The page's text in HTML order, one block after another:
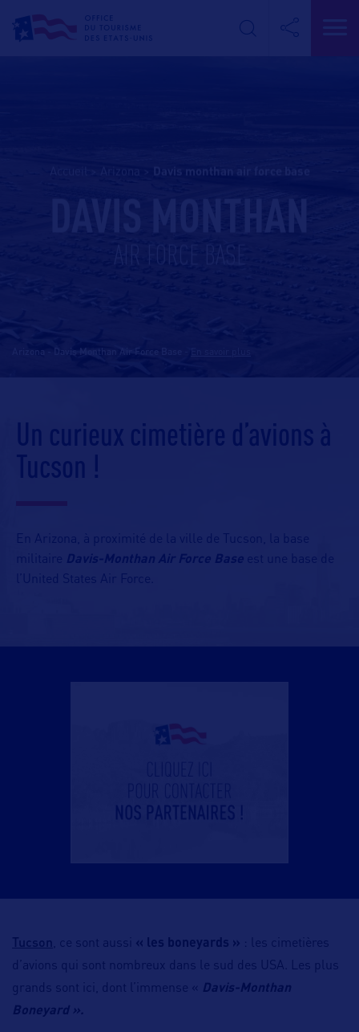
DAVIS MONTHAN
AIR FORCE BASE
Arizona - Davis Monthan Air Force Base
Un curieux cimetière d’avions à
Tucson !
En Arizona, à proximité de la ville de Tucson, la base
militaire
Davis-Monthan Air Force Base est une base de
l’United States Air Force.
Tucson , ce sont aussi « les boneyards » : les cimetières
d’avions qui sont nombreux dans le sud des USA. Les plus
grands sont ici, dont l’immense «
Davis-Monthan
Boneyard ».